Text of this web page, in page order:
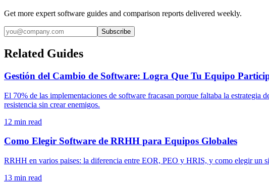
Get more expert software guides and comparison reports delivered weekly.
Subscribe
Related Guides
Gestión del Cambio de Software: Logra Que Tu Equipo
El 70% de las implementaciones de software fracasan porque faltaba la estrategia
resistencia sin crear enemigos.
12 min read
Como Elegir Software de RRHH para Equipos Globales
RRHH en varios paises: la diferencia entre EOR, PEO y HRIS, y como elegir un
13 min read